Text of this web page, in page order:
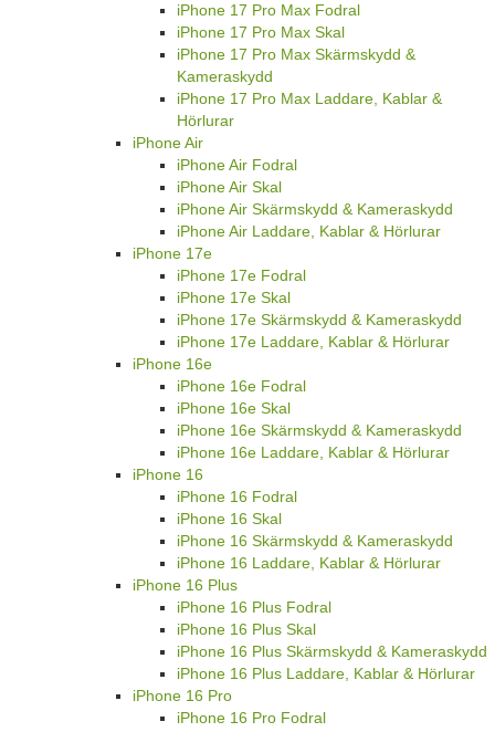
iPhone 17 Pro Max Fodral
iPhone 17 Pro Max Skal
iPhone 17 Pro Max Skärmskydd &
Kameraskydd
iPhone 17 Pro Max Laddare, Kablar &
Hörlurar
iPhone Air
iPhone Air Fodral
iPhone Air Skal
iPhone Air Skärmskydd & Kameraskydd
iPhone Air Laddare, Kablar & Hörlurar
iPhone 17e
iPhone 17e Fodral
iPhone 17e Skal
iPhone 17e Skärmskydd & Kameraskydd
iPhone 17e Laddare, Kablar & Hörlurar
iPhone 16e
iPhone 16e Fodral
iPhone 16e Skal
iPhone 16e Skärmskydd & Kameraskydd
iPhone 16e Laddare, Kablar & Hörlurar
iPhone 16
iPhone 16 Fodral
iPhone 16 Skal
iPhone 16 Skärmskydd & Kameraskydd
iPhone 16 Laddare, Kablar & Hörlurar
iPhone 16 Plus
iPhone 16 Plus Fodral
iPhone 16 Plus Skal
iPhone 16 Plus Skärmskydd & Kameraskydd
iPhone 16 Plus Laddare, Kablar & Hörlurar
iPhone 16 Pro
iPhone 16 Pro Fodral